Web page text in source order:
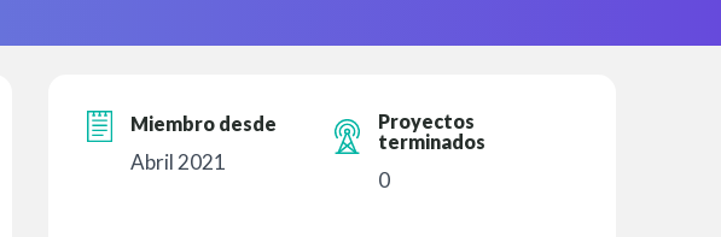
Miembro desde
Abril 2021
Proyectos
terminados
0